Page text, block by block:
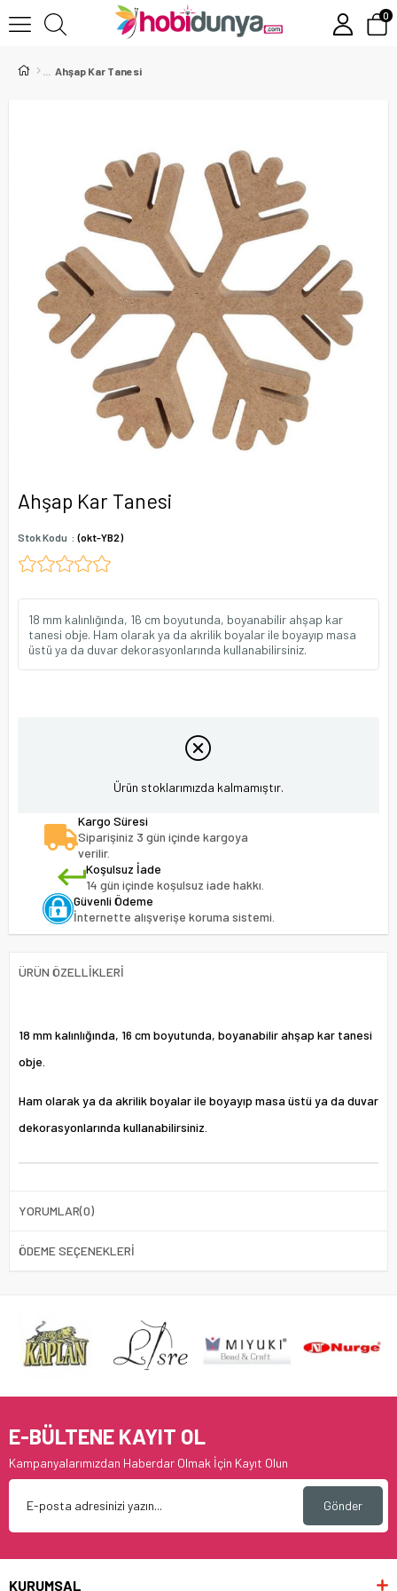
0
Ahşap Kar Tanesi
Ahşap Kar Tanesi
Stok Kodu (okt-YB2)
18 mm kalınlığında, 16 cm boyutunda, boyanabilir ahşap kar
tanesi obje. Ham olarak ya da akrilik boyalar ile boyayıp masa
üstü ya da duvar dekorasyonlarında kullanabilirsiniz.
Ürün stoklarımızda kalmamıştır.
Kargo Süresi
Siparişiniz 3 gün içinde kargoya
verilir.
Koşulsuz İade
14 gün içinde koşulsuz iade hakkı.
Güvenli Ödeme
İnternette alışverişe koruma sistemi.
ÜRÜN ÖZELLIKLERI
18 mm kalınlığında, 16 cm boyutunda, boyanabilir ahşap kar tanesi
obje.
Ham olarak ya da akrilik boyalar ile boyayıp masa üstü ya da duvar
dekorasyonlarında kullanabilirsiniz.
YORUMLAR(0)
ÖDEME SEÇENEKLERI
E-BÜLTENE KAYIT OL
Kampanyalarımızdan Haberdar Olmak İçin Kayıt Olun
Gönder
KURUMSAL